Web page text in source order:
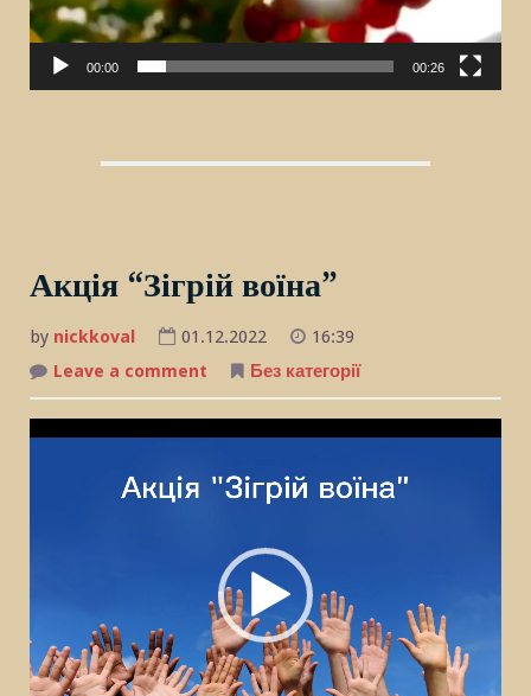
00:00 00:26
Акція “Зігрій воїна”
by nickkoval 01.12.2022
16:39
Leave a comment
“Зігрій
воїна”
Без категорії